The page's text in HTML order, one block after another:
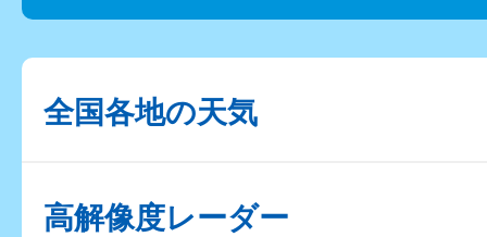
全国各地の天気
高解像度レーダー